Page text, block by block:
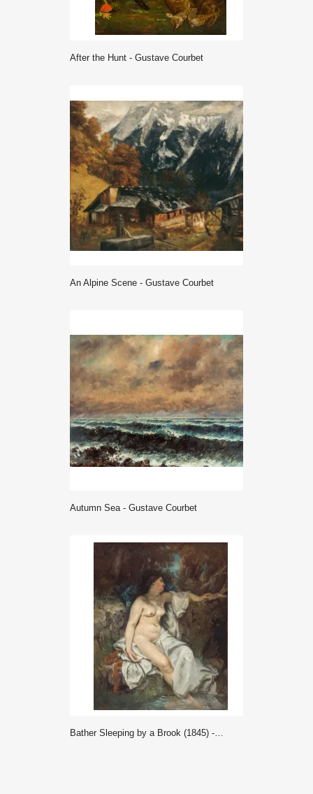
After the Hunt - Gustave Courbet
An Alpine Scene - Gustave Courbet
Autumn Sea - Gustave Courbet
Bather Sleeping by a Brook (1845) - Gustave Courbet